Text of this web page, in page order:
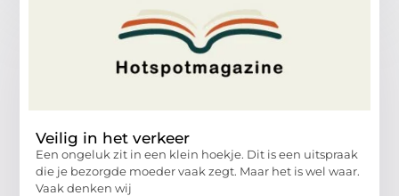
Veilig in het verkeer
Een ongeluk zit in een klein hoekje. Dit is een uitspraak
die je bezorgde moeder vaak zegt. Maar het is wel waar.
Vaak denken wij